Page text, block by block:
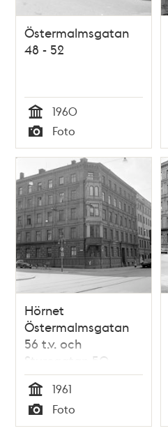
Östermalmsgatan
48 - 52
Tid
1960
Typ
Foto
Hörnet
Östermalmsgatan
56 t.v. och
Sturegatan 50
Tid
1961
Typ
Foto